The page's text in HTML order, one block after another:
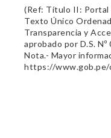
(Ref: Título II: Portal
Texto Único
Transparencia y
aprobado por D.S.
Nota.- Mayor
https://www.gob.pe/